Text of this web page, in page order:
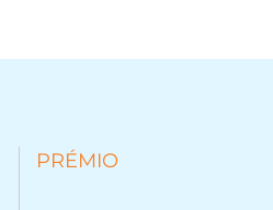
PRÉMIO